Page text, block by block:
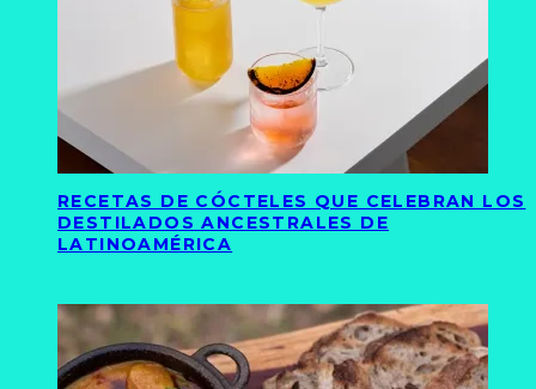
RECETAS DE CÓCTELES QUE CELEBRAN LOS
DESTILADOS ANCESTRALES DE
LATINOAMÉRICA